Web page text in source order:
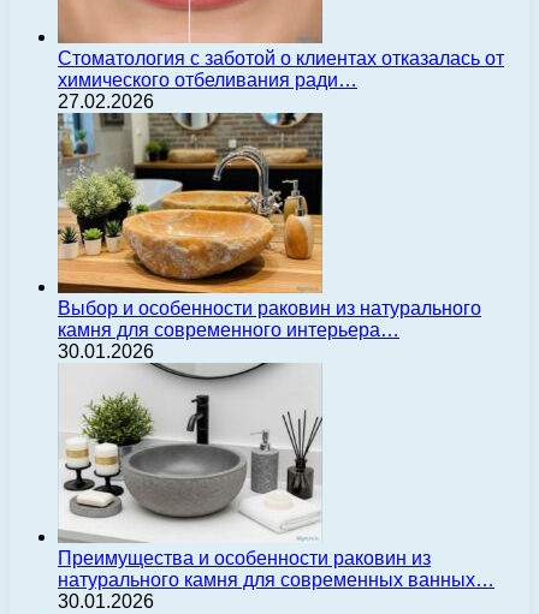
Стоматология с заботой о клиентах отказалась от
химического отбеливания ради…
27.02.2026
Выбор и особенности раковин из натурального
камня для современного интерьера…
30.01.2026
Преимущества и особенности раковин из
натурального камня для современных ванных…
30.01.2026